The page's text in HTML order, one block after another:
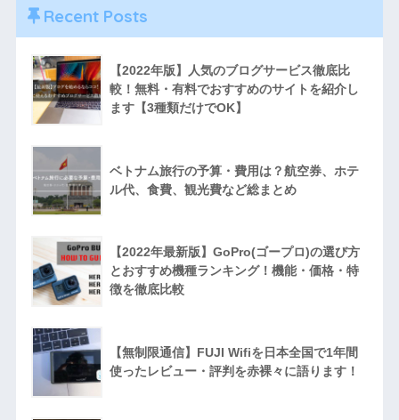
Recent Posts
【2022年版】人気のブログサービス徹底比
較！無料・有料でおすすめのサイトを紹介し
ます【3種類だけでOK】
ベトナム旅行の予算・費用は？航空券、ホテ
ル代、食費、観光費など総まとめ
【2022年最新版】GoPro(ゴープロ)の選び方
とおすすめ機種ランキング！機能・価格・特
徴を徹底比較
【無制限通信】FUJI Wifiを日本全国で1年間
使ったレビュー・評判を赤裸々に語ります！